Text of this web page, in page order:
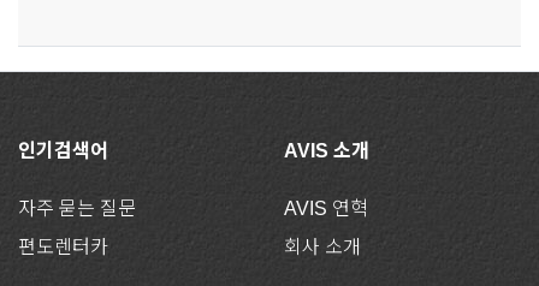
인기검색어
자주 묻는 질문
편도렌터카
AVIS 소개
AVIS 연혁
회사 소개